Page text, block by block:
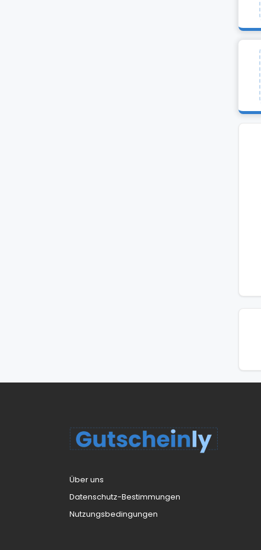
Über uns
Datenschutz-Bestimmungen
Nutzungsbedingungen